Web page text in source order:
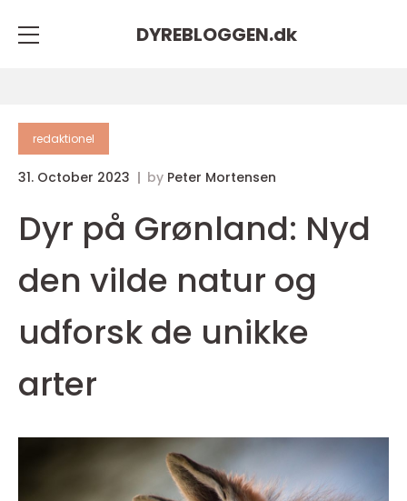
DYREBLOGGEN.dk
redaktionel
31. October 2023 by Peter Mortensen
Dyr på Grønland: Nyd
den vilde natur og
udforsk de unikke
arter